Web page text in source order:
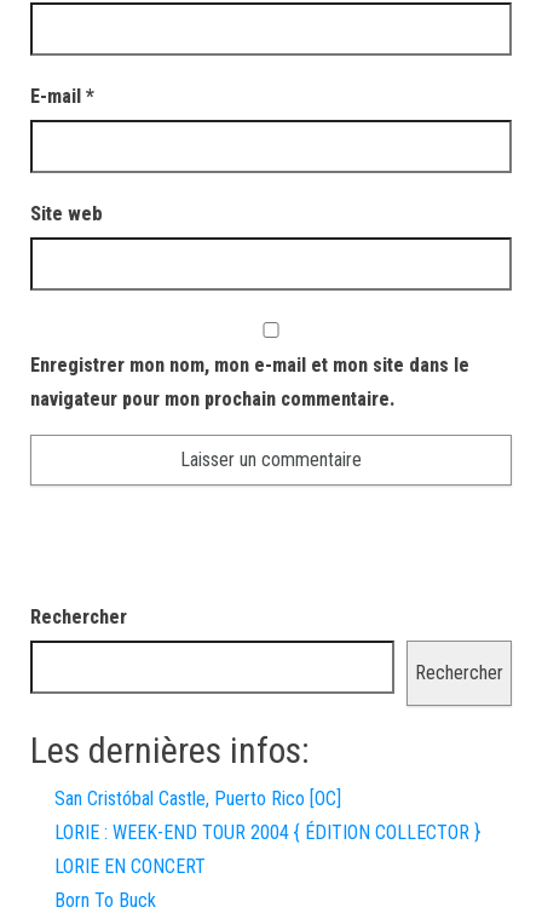
E-mail *
Site web
Enregistrer mon nom, mon e-mail et mon site dans le
navigateur pour mon prochain commentaire.
Rechercher
Rechercher
Les dernières infos:
San Cristóbal Castle, Puerto Rico [OC]
LORIE : WEEK-END TOUR 2004 { ÉDITION COLLECTOR }
LORIE EN CONCERT
Born To Buck